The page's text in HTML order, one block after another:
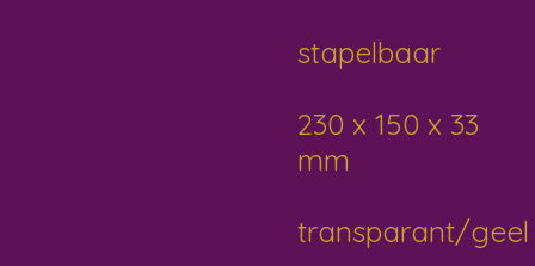
stapelbaar
230 x 150 x 33
mm
transparant/geel